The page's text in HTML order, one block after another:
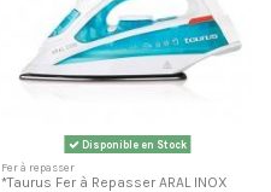
Disponible en Stock
Fer à repasser
*Taurus Fer à Repasser ARAL INOX